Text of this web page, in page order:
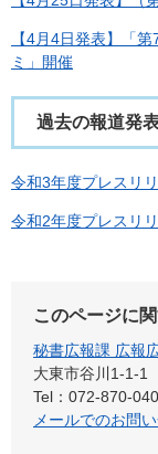
【4月4日発表】「
ミ」開催
過去の報道発
令和3年度プレスリ
令和2年度プレスリ
このページに
秘書広報課 広報
大東市谷川1-1-1
Tel：072-870-
メールでのお問